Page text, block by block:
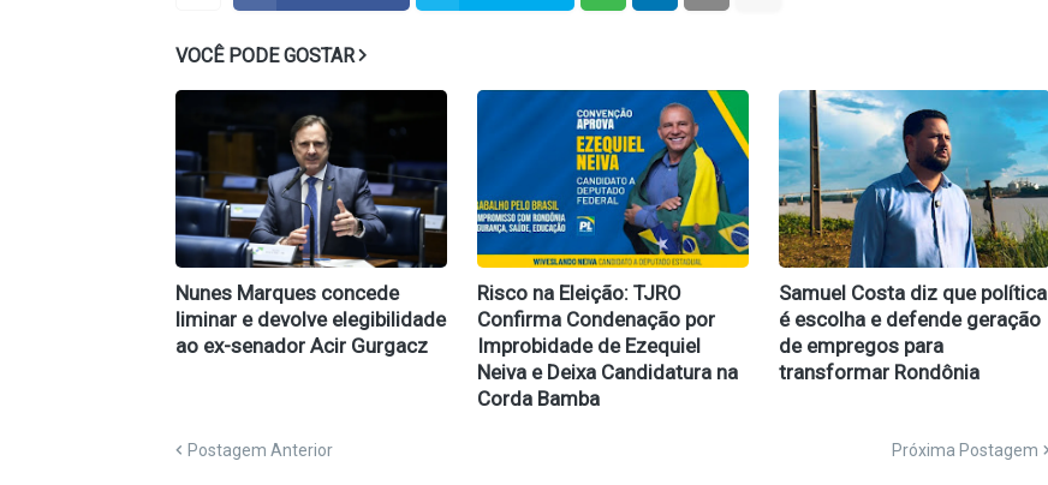
VOCÊ PODE GOSTAR
Nunes Marques concede
liminar e devolve elegibilidade
ao ex-senador Acir Gurgacz
Risco na Eleição: TJRO
Confirma Condenação por
Improbidade de Ezequiel
Neiva e Deixa Candidatura na
Corda Bamba
Samuel Costa diz que política
é escolha e defende geração
de empregos para
transformar Rondônia
Postagem Anterior Próxima Postagem